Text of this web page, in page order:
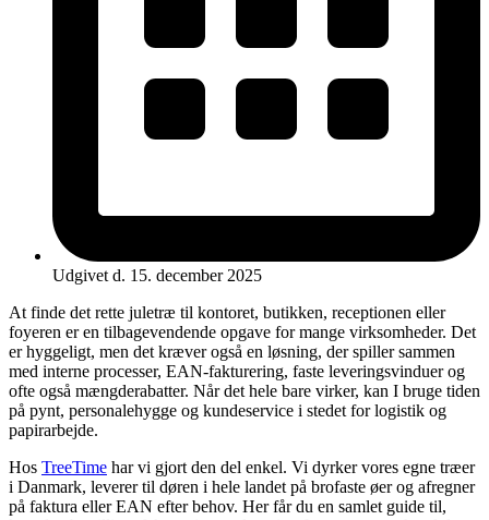
Udgivet d. 15. december 2025
At finde det rette juletræ til kontoret, butikken, receptionen eller
foyeren er en tilbagevendende opgave for mange virksomheder. Det
er hyggeligt, men det kræver også en løsning, der spiller sammen
med interne processer, EAN-fakturering, faste leveringsvinduer og
ofte også mængderabatter. Når det hele bare virker, kan I bruge tiden
på pynt, personalehygge og kundeservice i stedet for logistik og
papirarbejde.
Hos TreeTime har vi gjort den del enkel. Vi dyrker vores egne træer
i Danmark, leverer til døren i hele landet på brofaste øer og afregner
på faktura eller EAN efter behov. Her får du en samlet guide til,